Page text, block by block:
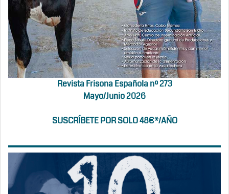
Revista Frisona Española nº 273
Mayo/Junio 2026
SUSCRÍBETE POR SOLO 48€*/AÑO